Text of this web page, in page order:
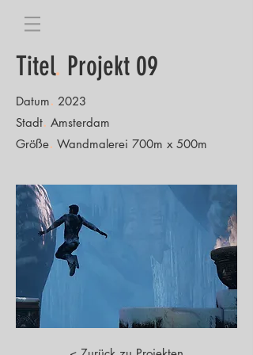
Titel. Projekt 09
Datum. 2023
Stadt. Amsterdam
Größe. Wandmalerei 700m x 500m